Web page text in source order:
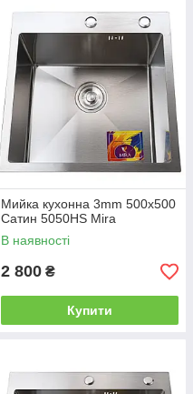
Мийка кухонна 3mm 500х500
Сатин 5050HS Mira
В наявності
2 800 ₴
Купити